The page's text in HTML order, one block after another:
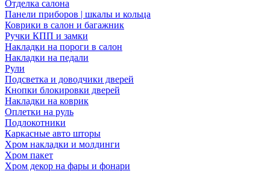
Отделка салона
Панели приборов | шкалы и кольца
Коврики в салон и багажник
Ручки КПП и замки
Накладки на пороги в салон
Накладки на педали
Рули
Подсветка и доводчики дверей
Кнопки блокировки дверей
Накладки на коврик
Оплетки на руль
Подлокотники
Каркасные авто шторы
Хром накладки и молдинги
Хром пакет
Хром декор на фары и фонари